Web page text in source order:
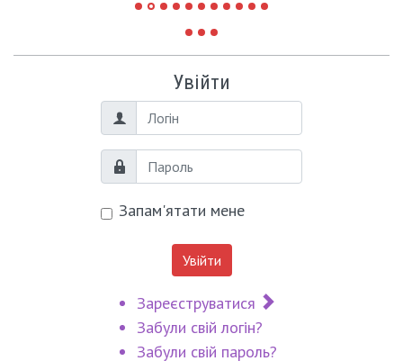
Увійти
Логін
Пароль
Запам'ятати мене
Увійти
Зареєструватися
Забули свій логін?
Забули свій пароль?